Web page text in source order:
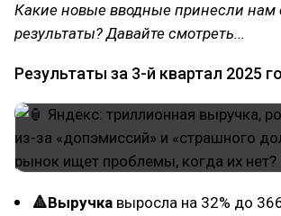
Какие новые вводные принесли нам
результаты? Давайте смотреть...
Результаты за 3-й квартал 2025
🔺Выручка выросла на 32% до